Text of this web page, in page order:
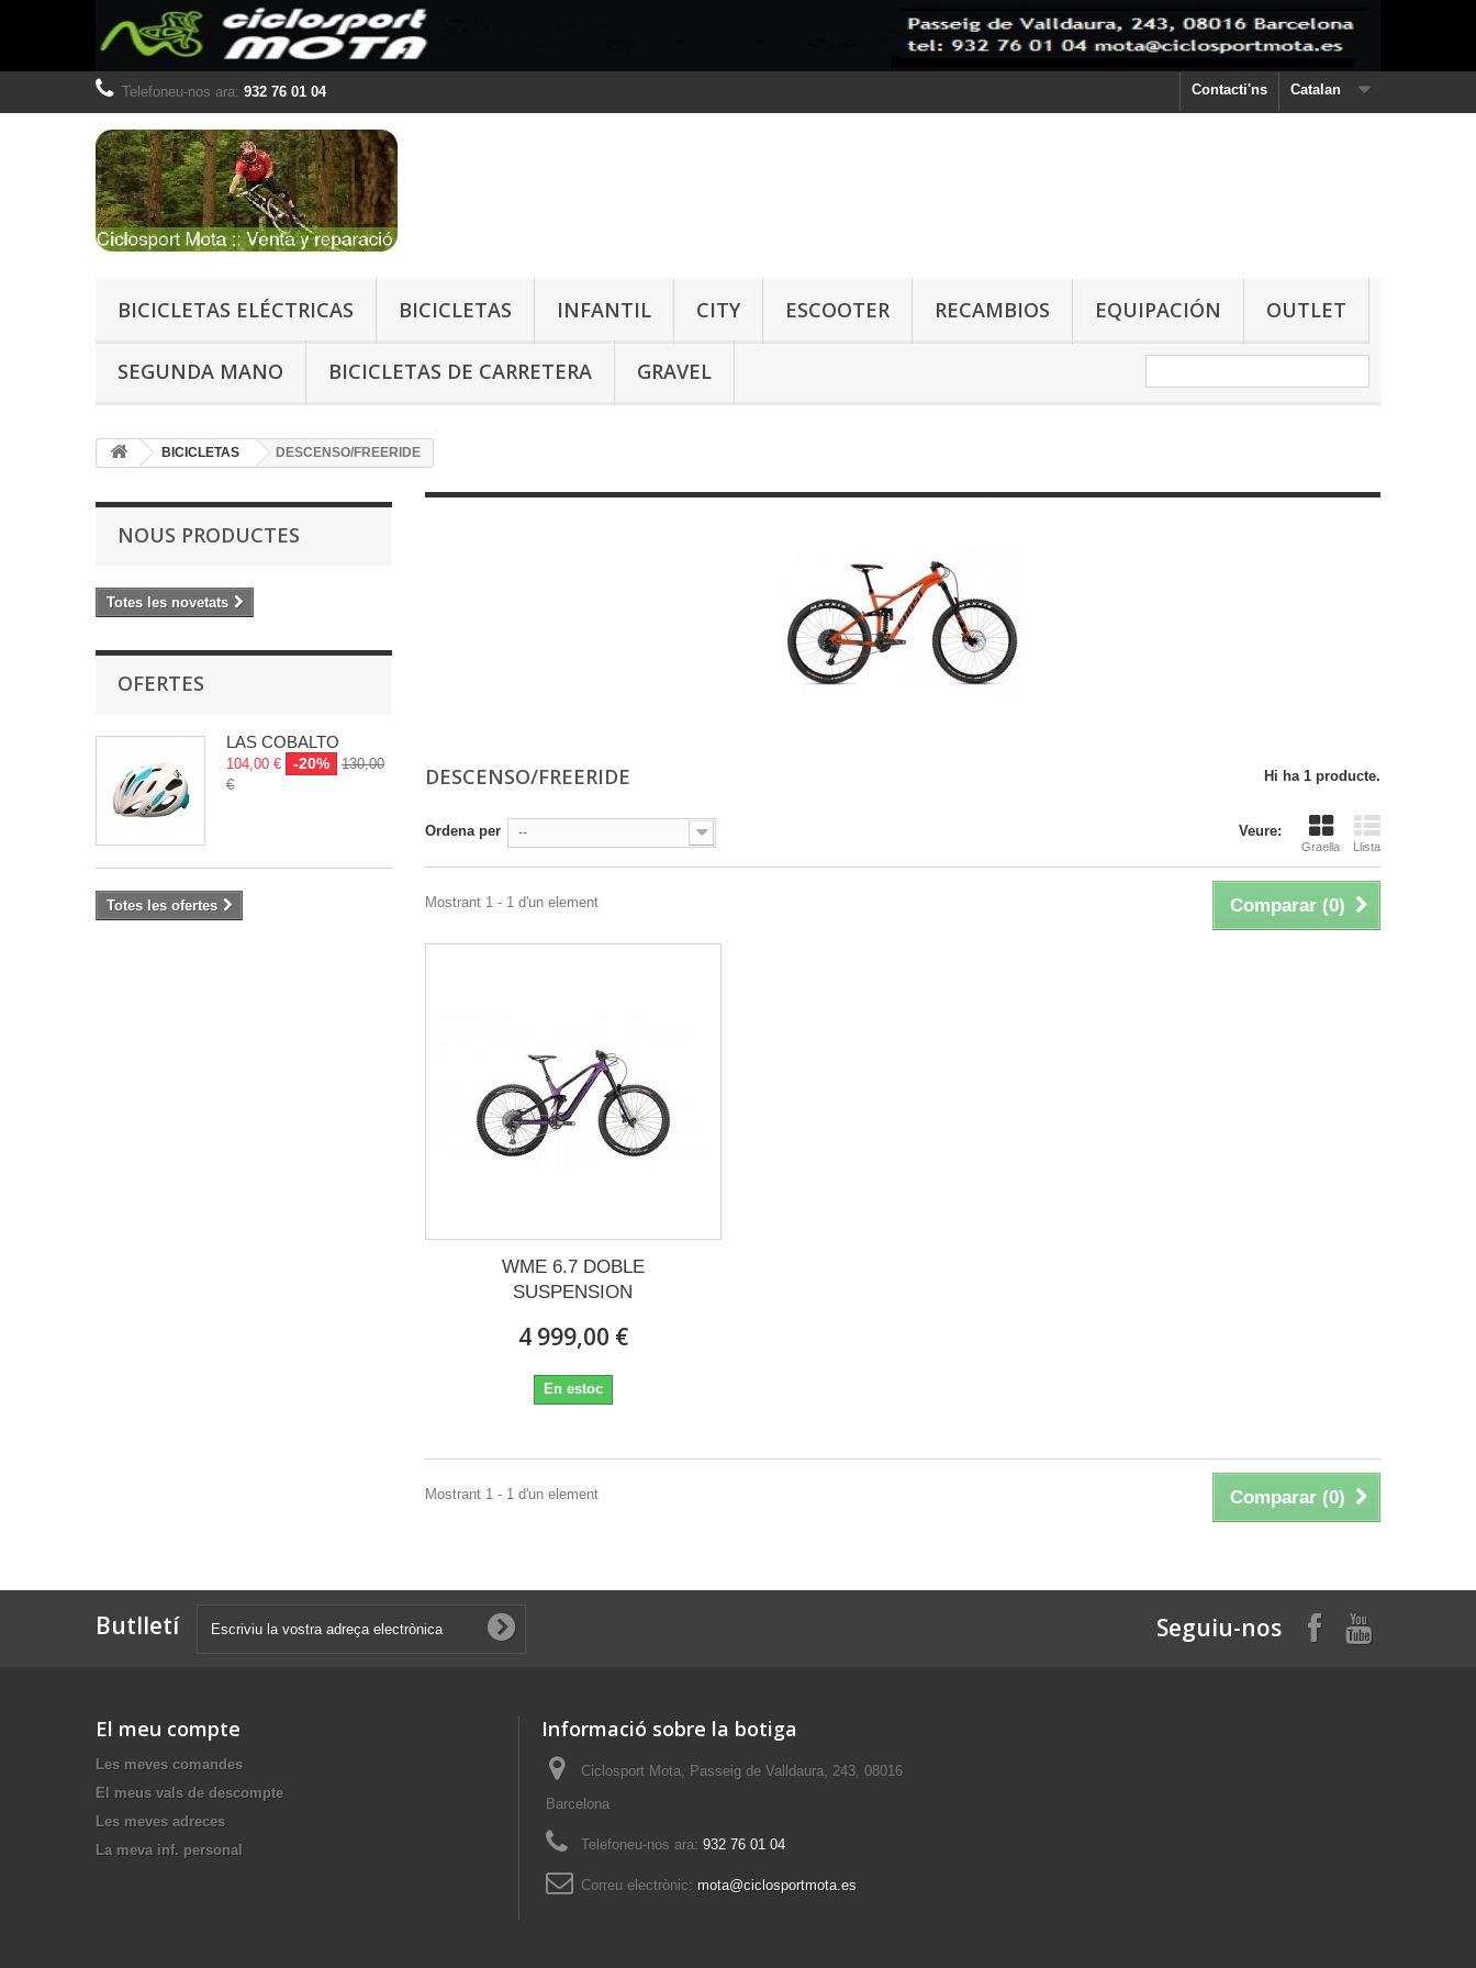
Catalan
Contacti'ns
Telefoneu-nos ara: 932 76 01 04
BICICLETAS ELÉCTRICAS BICICLETAS INFANTIL CITY ESCOOTER RECAMBIOS EQUIPACIÓN OUTLET
SEGUNDA MANO BICICLETAS DE CARRETERA GRAVEL
BICICLETAS DESCENSO/FREERIDE
NOUS PRODUCTES
Totes les novetats
OFERTES
LAS COBALTO
104,00 € -20%
130,00
€
Totes les ofertes
DESCENSO/FREERIDE Hi ha 1 producte.
Veure:
Graella Llista
Ordena per --
Comparar (0)
Mostrant 1 - 1 d'un element
WME 6.7 DOBLE
SUSPENSION
4 999,00 €
En estoc
Comparar (0)
Mostrant 1 - 1 d'un element
Butlletí Seguiu-nos
El meu compte
Les meves comandes
El meus vals de descompte
Les meves adreces
La meva inf. personal
Informació sobre la botiga
Ciclosport Mota, Passeig de Valldaura, 243, 08016
Barcelona
Telefoneu-nos ara: 932 76 01 04
Correu electrònic: mota@ciclosportmota.es